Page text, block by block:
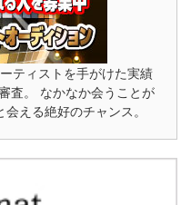
ティストを手がけた実績
査。 なかなか会うことが
える絶好のチャンス。